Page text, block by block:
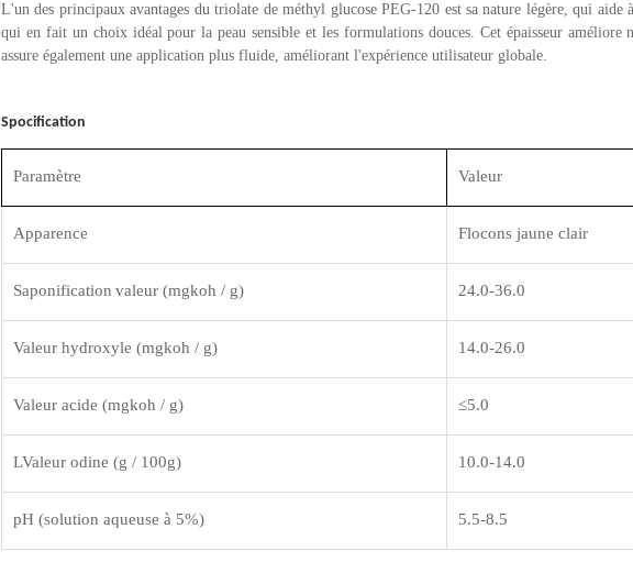
L'un des principaux avantages du triolate de méthyl glucose PEG-120 est sa nature légère, qui
qui en fait un choix idéal pour la peau sensible et les formulations douces. Cet épaisseur améliore
assure également une application plus fluide, améliorant l'expérience utilisateur globale.
Spocification
Paramètre Valeur
Apparence Flocons jaune clair
Saponification valeur (mgkoh / g) 24.0-36.0
Valeur hydroxyle (mgkoh / g) 14.0-26.0
Valeur acide (mgkoh / g) ≤5.0
LValeur odine (g / 100g) 10.0-14.0
pH (solution aqueuse à 5%) 5.5-8.5